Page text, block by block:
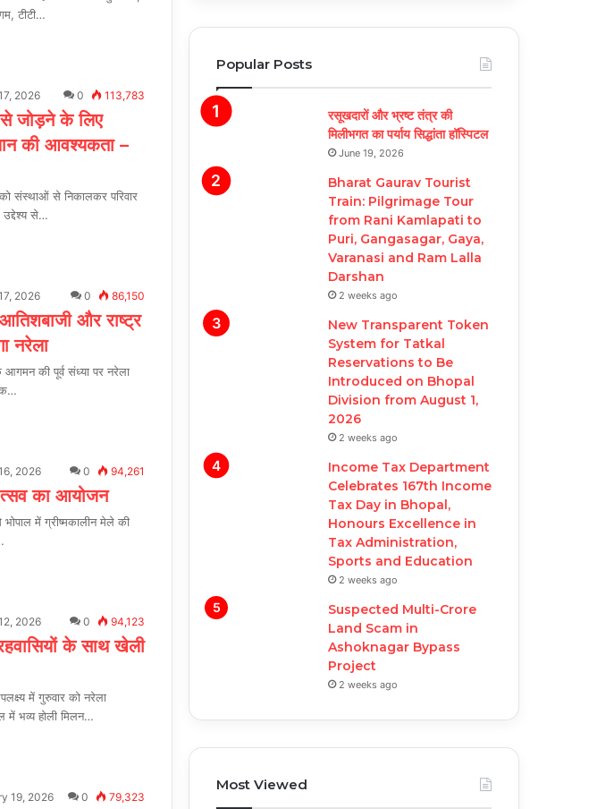
टीटी…
2026 0 113,783
से जोड़ने के लिए
की आवश्यकता –
को संस्थाओं से निकालकर परिवार
उद्देश्य से…
2026 0 86,150
और राष्ट्र
नरेला
आगमन की पूर्व संध्या पर नरेला
2026 0 94,261
का आयोजन
भोपाल में ग्रीष्मकालीन मेले की
2026 0 94,123
के साथ खेली
में गुरुवार को नरेला
में भव्य होली मिलन…
19, 2026 0 79,323
Popular Posts
रसूखदारों और भ्रष्ट तंत्र की
मिलीभगत का पर्याय सिद्धांता हॉस्पिटल
June 19, 2026
Bharat Gaurav Tourist
Train: Pilgrimage Tour
from Rani Kamlapati to
Puri, Gangasagar, Gaya,
Varanasi and Ram Lalla
Darshan
2 weeks ago
New Transparent Token
System for Tatkal
Reservations to Be
Introduced on Bhopal
Division from August 1,
2026
2 weeks ago
Income Tax Department
Celebrates 167th Income
Tax Day in Bhopal,
Honours Excellence in
Tax Administration,
Sports and Education
2 weeks ago
Suspected Multi-Crore
Land Scam in
Ashoknagar Bypass
Project
2 weeks ago
Most Viewed